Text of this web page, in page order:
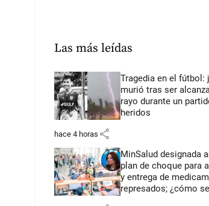
Las más leídas
Tragedia en el fútbol:
murió tras ser
rayo durante un
heridos
hace 4 horas share
MinSalud designada
plan de choque para
y entrega de
represados; ¿cómo